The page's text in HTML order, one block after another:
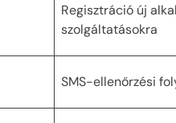
Regisztráció új
szolgáltatásokra
SMS-ellenőrzési